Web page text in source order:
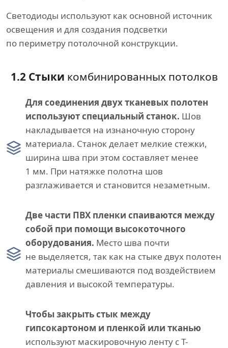
Светодиоды используют как основной источник
освещения и для создания подсветки
по периметру потолочной конструкции.
1.2 Стыки комбинированных потолков
Для соединения двух тканевых полотен
используют специальный станок. Шов
накладывается на изнаночную сторону
материала. Станок делает мелкие стежки,
ширина шва при этом составляет менее
1 мм. При натяжке полотна шов
разглаживается и становится незаметным.
Две части ПВХ пленки спаиваются между
собой при помощи высокоточного
оборудования. Место шва почти
не выделяется, так как на стыке двух полотен
материалы смешиваются под воздействием
давления и высокой температуры.
Чтобы закрыть стык между
гипсокартоном и пленкой или тканью
используют маскировочную ленту с Т-